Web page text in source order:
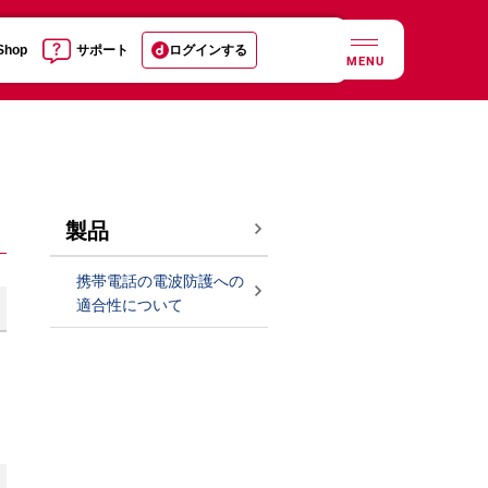
サポート ログインする
MENU
製品
携帯電話の電波防護への
適合性について